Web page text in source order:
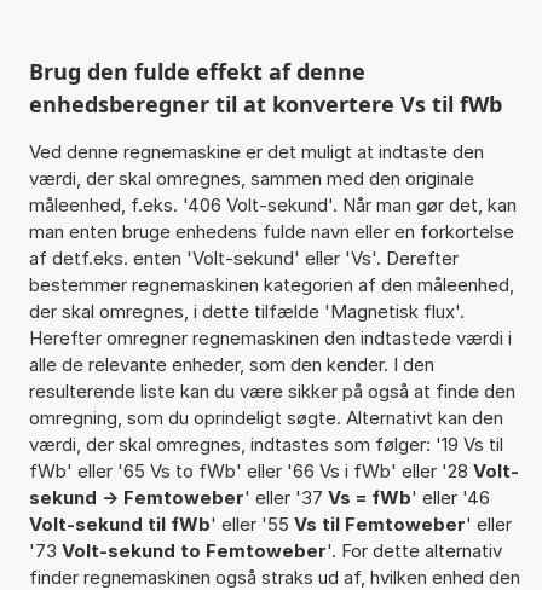
Brug den fulde effekt af denne
enhedsberegner til at konvertere Vs til fWb
Ved denne regnemaskine er det muligt at indtaste den
værdi, der skal omregnes, sammen med den originale
måleenhed, f.eks. '406 Volt-sekund'. Når man gør det, kan
man enten bruge enhedens fulde navn eller en forkortelse
af detf.eks. enten 'Volt-sekund' eller 'Vs'. Derefter
bestemmer regnemaskinen kategorien af den måleenhed,
der skal omregnes, i dette tilfælde 'Magnetisk flux'.
Herefter omregner regnemaskinen den indtastede værdi i
alle de relevante enheder, som den kender. I den
resulterende liste kan du være sikker på også at finde den
omregning, som du oprindeligt søgte. Alternativt kan den
værdi, der skal omregnes, indtastes som følger: '19 Vs til
fWb' eller '65 Vs to fWb' eller '66 Vs i fWb' eller '28 Volt-
sekund -> Femtoweber' eller '37 Vs = fWb' eller '46
Volt-sekund til fWb' eller '55 Vs til Femtoweber' eller
'73 Volt-sekund to Femtoweber'. For dette alternativ
finder regnemaskinen også straks ud af, hvilken enhed den